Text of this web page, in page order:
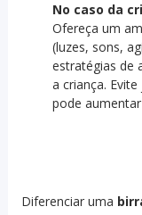
No caso da
Ofereça um
(luzes, sons,
estratégias de
a criança.
pode
Diferenciar uma